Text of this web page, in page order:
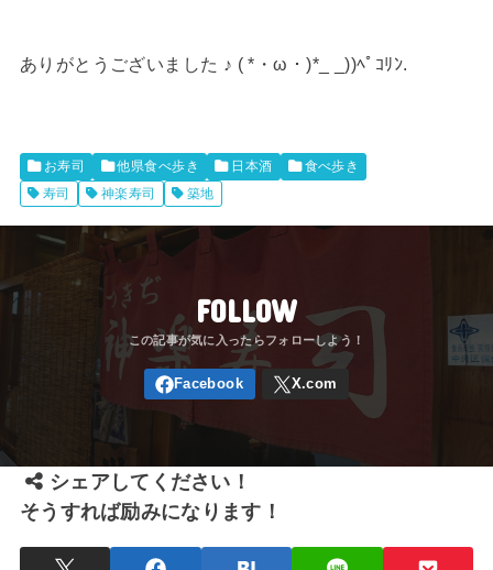
ありがとうございました ♪ ( *・ω・)*_ _))ﾍﾟｺﾘﾝ.
お寿司 他県食べ歩き 日本酒
食べ歩き
寿司
神楽寿司 築地
FOLLOW
シェアしてください！
そうすれば励みになります！